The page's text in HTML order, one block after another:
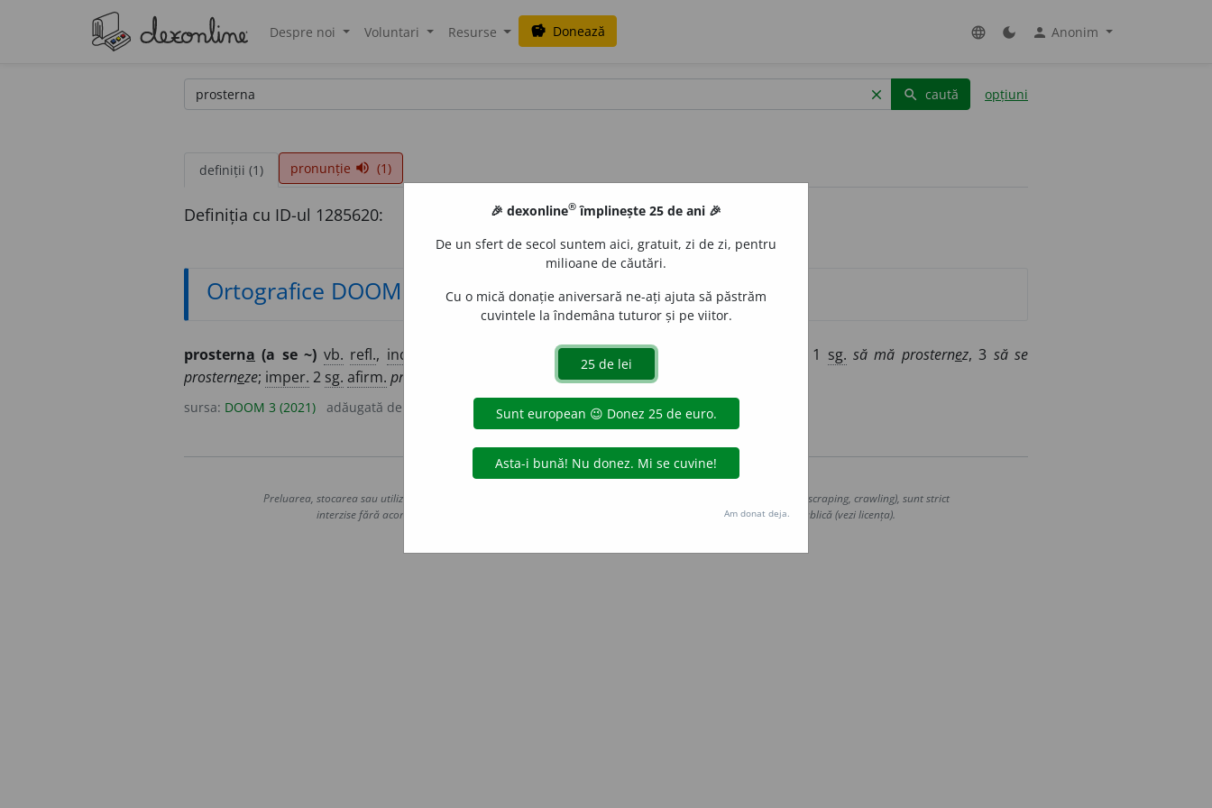
Despre noi Voluntari Resurse savings Donează language dark_mode person Anonim
clear search caută opțiuni
definiții (1) pronunție volume_up (1)
Definiția cu ID-ul 1285620:
Ortografice DOOM
prosterna (a se ~) vb. refl., ind. mă prosternez, 3se prosterne 1 sg. să mă prosternez, 3 să se
prosterneze; imper. 2 sg. afirm. prosterne prosternându-mă
sursa: DOOM 3 (2021) adăugată de
Copyright © 2004-2026 dexonline (https://dexonline.ro)
Preluarea, stocarea sau utilizarea datelor de pe acest site, inclusiv prin orice metode de extragere automată (web scraping, crawling), sunt strict
interzise fără acordul nostru prealabil scris, cu excepția seturilor de date oferite oficial spre utilizare publică (vezi licența).
🎉 dexonline® împlinește 25 de ani 🎉
De un sfert de secol suntem aici, gratuit, zi de zi, pentru
milioane de căutări.
Cu o mică donație aniversară ne-ați ajuta să păstrăm
cuvintele la îndemâna tuturor și pe viitor.
Am donat deja.